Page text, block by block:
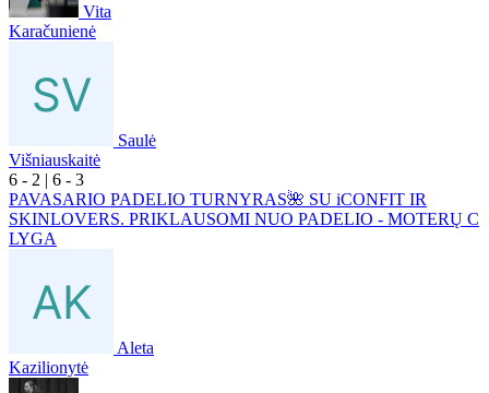
Vita
Karačunienė
Saulė
Višniauskaitė
6 - 2 | 6 - 3
PAVASARIO PADELIO TURNYRAS🌺 SU iCONFIT IR
SKINLOVERS. PRIKLAUSOMI NUO PADELIO - MOTERŲ C
LYGA
Aleta
Kazilionytė